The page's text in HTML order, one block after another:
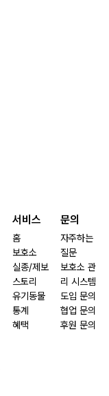
서비스
홈
보호소
실종/제보
스토리
유기동물
통계
혜택
문의
자주하는
질문
보호소 관
리 시스템
도입 문의
협업 문의
후원 문의